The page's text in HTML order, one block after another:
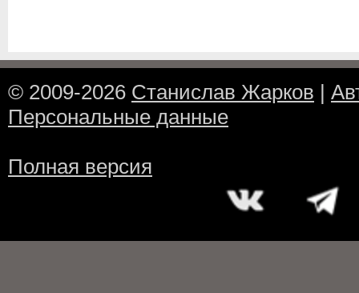
© 2009-2026 Станислав Жарков |
Персональные данные
Полная версия